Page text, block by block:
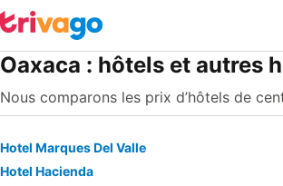
Oaxaca : hôtels et autres
Nous comparons les prix d’hôtels de
Hotel Marques Del Valle
Hotel Hacienda